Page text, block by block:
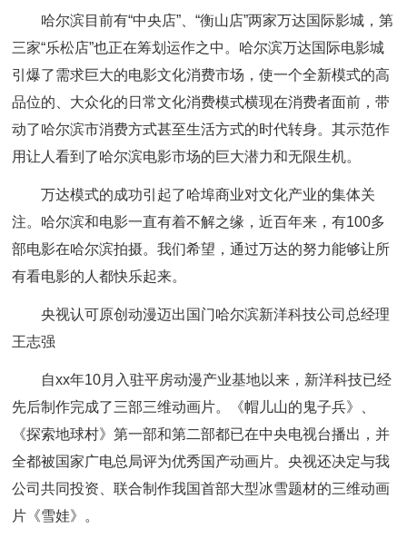
哈尔滨目前有“中央店”、“衡山店”两家万达国际影城，第
三家“乐松店”也正在筹划运作之中。哈尔滨万达国际电影城
引爆了需求巨大的电影文化消费市场，使一个全新模式的高
品位的、大众化的日常文化消费模式横现在消费者面前，带
动了哈尔滨市消费方式甚至生活方式的时代转身。其示范作
用让人看到了哈尔滨电影市场的巨大潜力和无限生机。
万达模式的成功引起了哈埠商业对文化产业的集体关
注。哈尔滨和电影一直有着不解之缘，近百年来，有100多
部电影在哈尔滨拍摄。我们希望，通过万达的努力能够让所
有看电影的人都快乐起来。
央视认可原创动漫迈出国门哈尔滨新洋科技公司总经理
王志强
自xx年10月入驻平房动漫产业基地以来，新洋科技已经
先后制作完成了三部三维动画片。《帽儿山的鬼子兵》、
《探索地球村》第一部和第二部都已在中央电视台播出，并
全都被国家广电总局评为优秀国产动画片。央视还决定与我
公司共同投资、联合制作我国首部大型冰雪题材的三维动画
片《雪娃》。